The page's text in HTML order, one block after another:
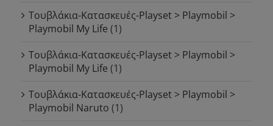
Τουβλάκια-Κατασκευές-Playset > Playmobil >
Playmobil My Life (1)
Τουβλάκια-Κατασκευές-Playset > Playmobil >
Playmobil My Life (1)
Τουβλάκια-Κατασκευές-Playset > Playmobil >
Playmobil Naruto (1)